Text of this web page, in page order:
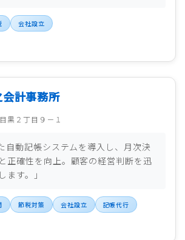
会社設立
計事務所
黒２丁目９－１
自動記帳システムを導入し、月次決
正確性を向上。顧客の経営判断を迅
ます。」
節税対策 会社設立 記帳代行